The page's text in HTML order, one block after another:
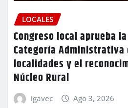
LOCALES
Congreso local aprueba
Categoría Administrativa
localidades y el
Núcleo Rural
igavec Ago 3, 2026